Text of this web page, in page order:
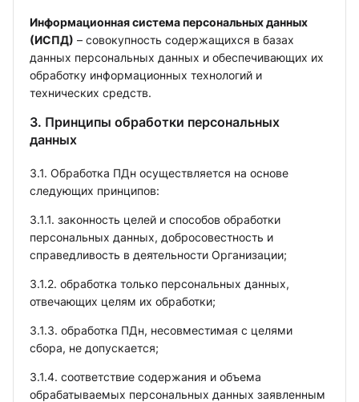
Информационная система персональных данных
(ИСПД) – совокупность содержащихся в базах
данных персональных данных и обеспечивающих их
обработку информационных технологий и
технических средств.
3. Принципы обработки персональных
данных
3.1. Обработка ПДн осуществляется на основе
следующих принципов:
3.1.1. законность целей и способов обработки
персональных данных, добросовестность и
справедливость в деятельности Организации;
3.1.2. обработка только персональных данных,
отвечающих целям их обработки;
3.1.3. обработка ПДн, несовместимая с целями
сбора, не допускается;
3.1.4. соответствие содержания и объема
обрабатываемых персональных данных заявленным